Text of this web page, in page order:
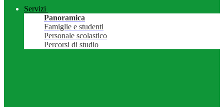
Servizi
Panoramica
Famiglie e studenti
Personale scolastico
Percorsi di studio